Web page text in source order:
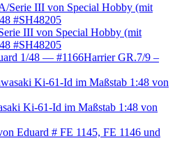
III von Special Hobby (mit
#SH48205
Harrier GR.7/9 –
Ki-61-Id im Maßstab 1:48 von